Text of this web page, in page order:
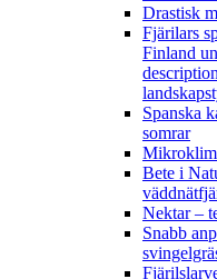
Drastisk
Fjärilars
Finland
Spanska
somrar
Bete i
Nektar –
Snabb